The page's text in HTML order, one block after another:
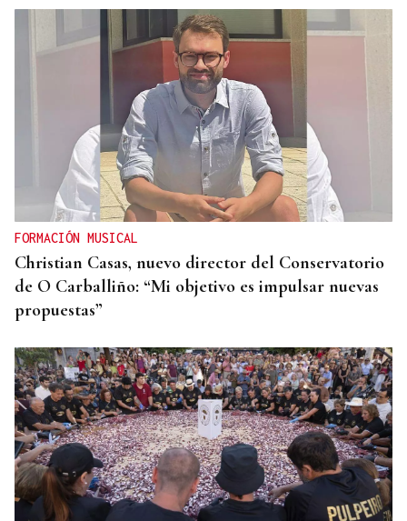
FORMACIÓN MUSICAL
Christian Casas, nuevo director del Conservatorio
de O Carballiño: “Mi objetivo es impulsar nuevas
propuestas”